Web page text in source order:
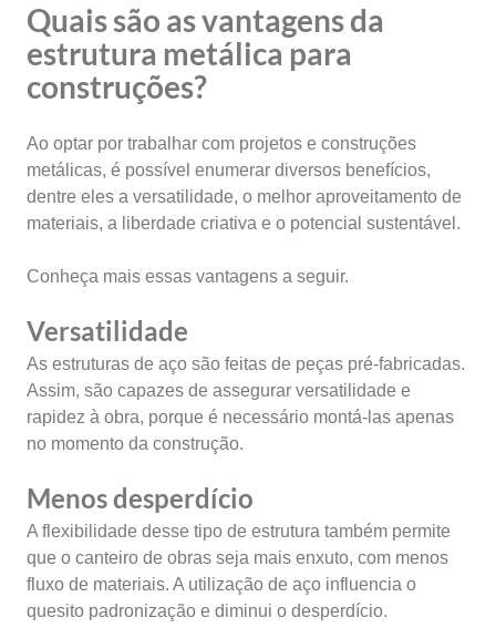
Quais são as vantagens da
estrutura metálica para
construções?
Ao optar por trabalhar com projetos e construções
metálicas, é possível enumerar diversos benefícios,
dentre eles a versatilidade, o melhor aproveitamento de
materiais, a liberdade criativa e o potencial sustentável.
Conheça mais essas vantagens a seguir.
Versatilidade
As estruturas de aço são feitas de peças pré-fabricadas.
Assim, são capazes de assegurar versatilidade e
rapidez à obra, porque é necessário montá-las apenas
no momento da construção.
Menos desperdício
A flexibilidade desse tipo de estrutura também permite
que o canteiro de obras seja mais enxuto, com menos
fluxo de materiais. A utilização de aço influencia o
quesito padronização e diminui o desperdício.